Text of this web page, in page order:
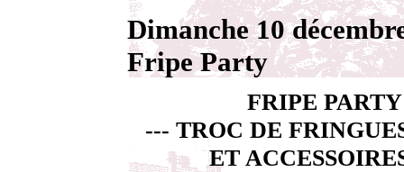
Dimanche 10
Fripe Party
FRIPE PARTY
--- TROC DE
ET